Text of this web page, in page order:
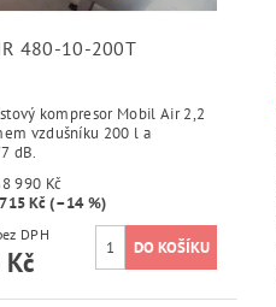
480-10-200T
kompresor Mobil Air 2,2
vzdušníku 200 l a
dB.
990 Kč
Kč (–14 %)
500 Kč bez DPH